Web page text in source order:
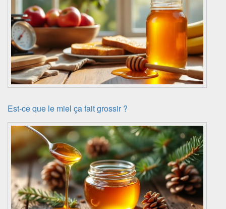
Est-ce que le miel ça fait grossir ?